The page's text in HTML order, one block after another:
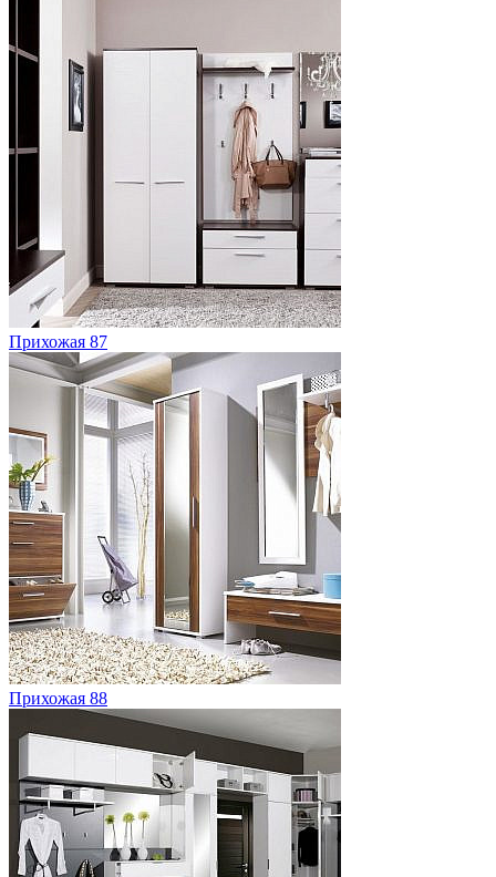
Прихожая 87
Прихожая 88